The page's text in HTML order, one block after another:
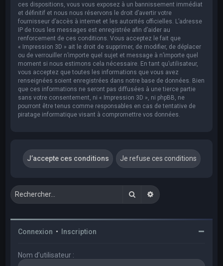
ces dispositions, vous vous exposez à un bannissement immédiat
et définitif et nous nous réservons le droit d’avertir votre
fournisseur d’accès à internet et les autorités officielles. L’adresse
IP de tous les messages est enregistrée afin d’aider au
renforcement de ces conditions. Vous acceptez le fait que
« Impression 3D » ait le droit de supprimer, de modifier, de déplacer
ou de verrouiller n’importe quel sujet et message à n’importe quel
moment si nous estimons cela nécessaire. En tant qu’utilisateur,
vous acceptez que toutes les informations que vous avez
renseignées soient enregistrées dans notre base de données. Bien
que ces informations ne seront pas diffusées à une tierce partie
sans votre consentement, ni « Impression 3D », ni phpBB, ne
pourront être tenus comme responsables en cas de tentative de
piratage informatique visant à compromettre vos données.
RechercherRecherche avancée
Connexion • Inscription
Nom d’utilisateur :